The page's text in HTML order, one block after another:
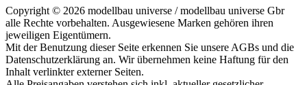
Copyright © 2026 modellbau universe / modellbau universe Gbr
alle Rechte vorbehalten. Ausgewiesene Marken gehören ihren
jeweiligen Eigentümern.
Mit der Benutzung dieser Seite erkennen Sie unsere AGBs und die
Datenschutzerklärung an. Wir übernehmen keine Haftung für den
Inhalt verlinkter externer Seiten.